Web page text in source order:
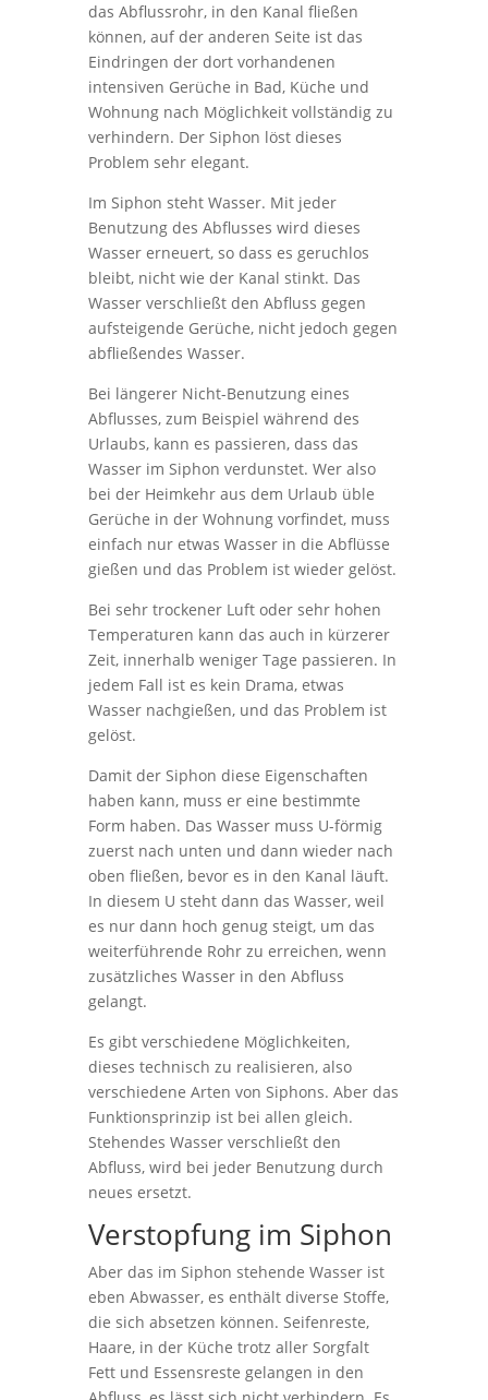
das Abflussrohr, in den Kanal fließen
können, auf der anderen Seite ist das
Eindringen der dort vorhandenen
intensiven Gerüche in Bad, Küche und
Wohnung nach Möglichkeit vollständig zu
verhindern. Der Siphon löst dieses
Problem sehr elegant.
Im Siphon steht Wasser. Mit jeder
Benutzung des Abflusses wird dieses
Wasser erneuert, so dass es geruchlos
bleibt, nicht wie der Kanal stinkt. Das
Wasser verschließt den Abfluss gegen
aufsteigende Gerüche, nicht jedoch gegen
abfließendes Wasser.
Bei längerer Nicht-Benutzung eines
Abflusses, zum Beispiel während des
Urlaubs, kann es passieren, dass das
Wasser im Siphon verdunstet. Wer also
bei der Heimkehr aus dem Urlaub üble
Gerüche in der Wohnung vorfindet, muss
einfach nur etwas Wasser in die Abflüsse
gießen und das Problem ist wieder gelöst.
Bei sehr trockener Luft oder sehr hohen
Temperaturen kann das auch in kürzerer
Zeit, innerhalb weniger Tage passieren. In
jedem Fall ist es kein Drama, etwas
Wasser nachgießen, und das Problem ist
gelöst.
Damit der Siphon diese Eigenschaften
haben kann, muss er eine bestimmte
Form haben. Das Wasser muss U-förmig
zuerst nach unten und dann wieder nach
oben fließen, bevor es in den Kanal läuft.
In diesem U steht dann das Wasser, weil
es nur dann hoch genug steigt, um das
weiterführende Rohr zu erreichen, wenn
zusätzliches Wasser in den Abfluss
gelangt.
Es gibt verschiedene Möglichkeiten,
dieses technisch zu realisieren, also
verschiedene Arten von Siphons. Aber das
Funktionsprinzip ist bei allen gleich.
Stehendes Wasser verschließt den
Abfluss, wird bei jeder Benutzung durch
neues ersetzt.
Verstopfung im Siphon
Aber das im Siphon stehende Wasser ist
eben Abwasser, es enthält diverse Stoffe,
die sich absetzen können. Seifenreste,
Haare, in der Küche trotz aller Sorgfalt
Fett und Essensreste gelangen in den